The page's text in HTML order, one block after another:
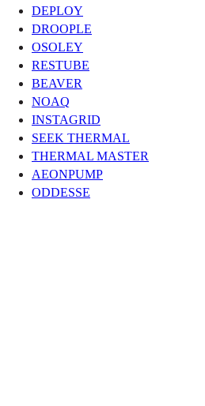
DEPLOY
DROOPLE
OSOLEY
RESTUBE
BEAVER
NOAQ
INSTAGRID
SEEK THERMAL
THERMAL MASTER
AEONPUMP
ODDESSE